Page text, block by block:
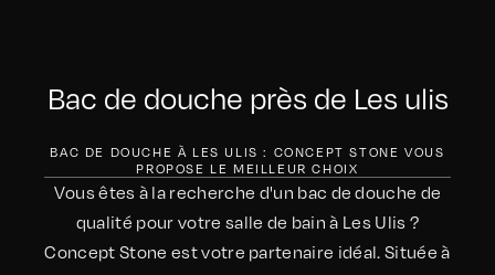
Bac de douche près de Les ulis
BAC DE DOUCHE À LES ULIS : CONCEPT STONE VOUS
PROPOSE LE MEILLEUR CHOIX
Vous êtes à la recherche d'un bac de douche de
qualité pour votre salle de bain à Les Ulis ?
Concept Stone est votre partenaire idéal. Située à